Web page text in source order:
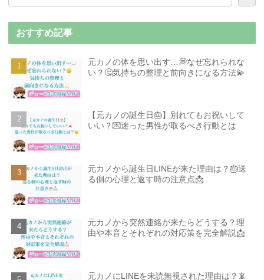
おすすめ記事
元カノの体を思い出す…💭なぜ忘れられな
い？🤔気持ちの整理と前向きになる方法💫
【元カノの誕生日🎂】別れてもお祝いして
いい？💌迷った男性が取るべき行動とは
元カノから誕生日LINEが来た理由は？🎂送
る側の心理と返す時の注意点📩
元カノから突然連絡が来たらどうする？理
由や本音とそれぞれの対応策を完全解説📩
元カノにLINEを未読無視された理由は？📵